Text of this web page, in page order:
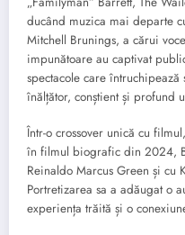
ducând muzica mai departe
Mitchell Brunings, a cărui
impunătoare au captivat
spectacole care
înălțător, conștient și profund
Într-o crossover unică cu
în filmul biografic din 2024,
Reinaldo Marcus Green și
Portretizarea sa a adăugat o
experiența trăită și o